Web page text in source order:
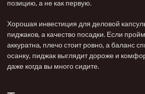
позицию, а не как первую.
Хорошая инвестиция для деловой
пиджаков, а качество посадки. Если
аккуратна, плечо стоит ровно, а баланс
осанку, пиджак выглядит дороже и
даже когда вы много сидите.